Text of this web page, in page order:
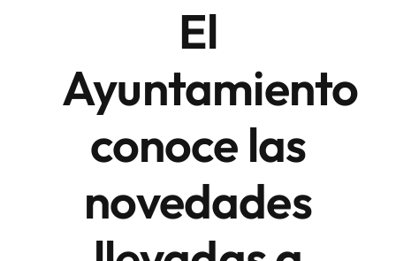
Sede Electrónica
El
Ayuntamiento
conoce las
novedades